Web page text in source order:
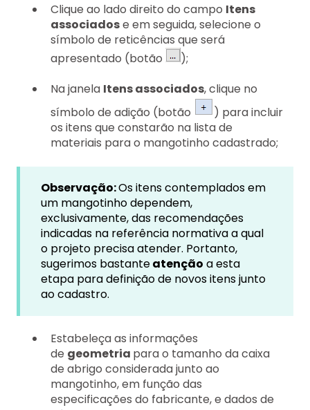
Clique ao lado direito do campo Itens
associadose em seguida, selecione o
símbolo de reticências que será
apresentado (botão
);
Na janela Itens associados, clique no
símbolo de adição (botão
) para incluir
os itens que constarão na lista de
materiais para o mangotinho cadastrado;
Observação:Os itens contemplados em
um mangotinho dependem,
exclusivamente, das recomendações
indicadas na referência normativa a qual
o projeto precisa atender. Portanto,
sugerimos bastanteatenção a esta
etapa para definição de novos itens junto
ao cadastro.
Estabeleça as informações
de geometria para o tamanho da caixa
de abrigo considerada junto ao
mangotinho, em função das
especificações do fabricante, e dados de